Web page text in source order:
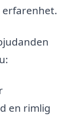
en rimlig